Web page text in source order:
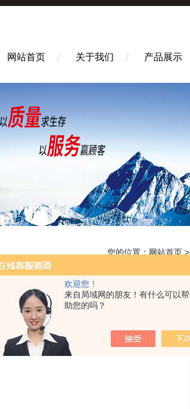
欢迎您！
来自局域网的朋友！有什么可以帮
助您的吗？
网站首页 关于我们 产品展示
您的位置： 网站首页 >